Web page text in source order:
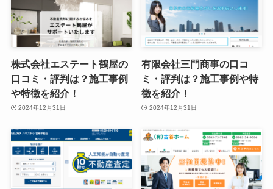
株式会社エステート鶴屋の
口コミ・評判は？施工事例
や特徴を紹介！
2024年12月31日
有限会社三門商事の口コ
ミ・評判は？施工事例や特
徴を紹介！
2024年12月31日